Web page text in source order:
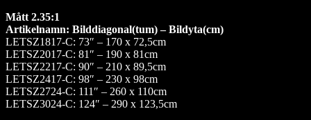
Mått 2.35:1
Artikelnamn: Bilddiagonal(tum) – Bildyta(cm)
LETSZ1817-C: 73″ – 170 x 72,5cm
LETSZ2017-C: 81″ – 190 x 81cm
LETSZ2217-C: 90″ – 210 x 89,5cm
LETSZ2417-C: 98″ – 230 x 98cm
LETSZ2724-C: 111″ – 260 x 110cm
LETSZ3024-C: 124″ – 290 x 123,5cm